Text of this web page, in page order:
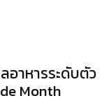
อาหารระดับตัว
Month